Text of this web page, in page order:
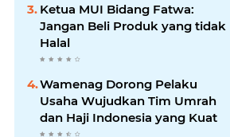
Ketua MUI Bidang Fatwa:
Jangan Beli Produk yang tidak
Halal
Wamenag Dorong Pelaku
Usaha Wujudkan Tim Umrah
dan Haji Indonesia yang Kuat